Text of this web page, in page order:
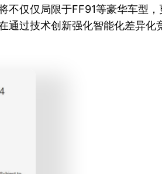
仅仅局限于FF91等豪华车型
过技术创新强化智能化差异